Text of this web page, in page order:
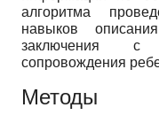
алгоритма
навыков
заключения с
сопровождения
Методы